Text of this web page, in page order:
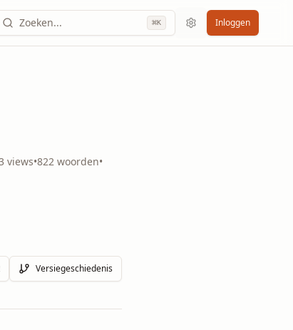
Zoeken... ⌘K Inloggen
views•822 woorden•
Versiegeschiedenis